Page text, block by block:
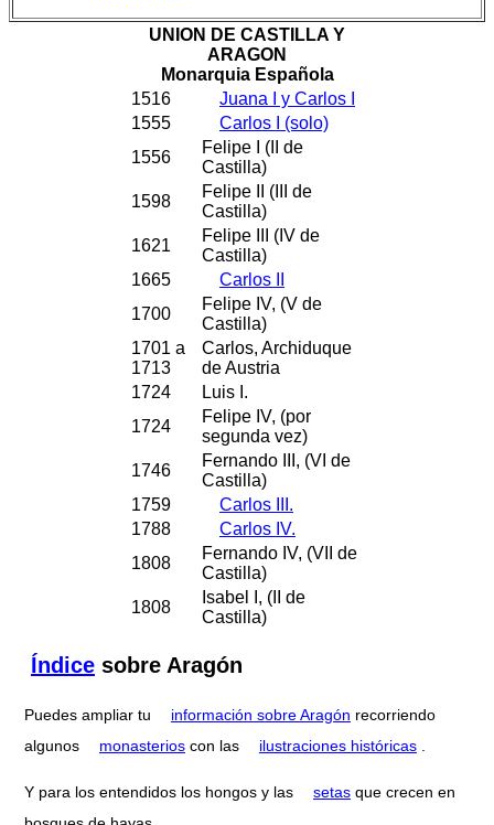
UNION DE CASTILLA Y
ARAGON
Monarquia Española
1516
Juana I y Carlos I
1555
Carlos I (solo)
1556
Felipe I (II de
Castilla)
1598
Felipe II (III de
Castilla)
1621
Felipe III (IV de
Castilla)
1665
Carlos II
1700
Felipe IV, (V de
Castilla)
1701 a
1713
Carlos, Archiduque
de Austria
1724
Luis I.
1724
Felipe IV, (por
segunda vez)
1746
Fernando III, (VI de
Castilla)
1759
Carlos III.
1788
Carlos IV.
1808
Fernando IV, (VII de
Castilla)
1808
Isabel I, (II de
Castilla)
Índice sobre Aragón
Puedes ampliar tu información sobre Aragón recorriendo
algunos
monasterios con las ilustraciones históricas
Y para los entendidos los hongos y las setas que crecen en